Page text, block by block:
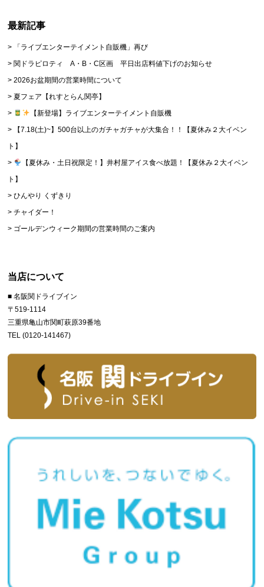
最新記事
「ライブエンターテイメント自販機」再び
関ドラピロティ A・B・C区画 平日出店料値下げのお知らせ
2026お盆期間の営業時間について
夏フェア【れすとらん関亭】
【新登場】ライブエンターテイメント自販機
【7.18(土)~】500台以上のガチャガチャが大集合！！【夏休み２大イベン
ト】
【夏休み・土日祝限定！】井村屋アイス食べ放題！【夏休み２大イベン
ト】
ひんやり くずきり
チャイダー！
ゴールデンウィーク期間の営業時間のご案内
当店について
■ 名阪関ドライブイン
〒519-1114
三重県亀山市関町萩原39番地
TEL (0120-141467)